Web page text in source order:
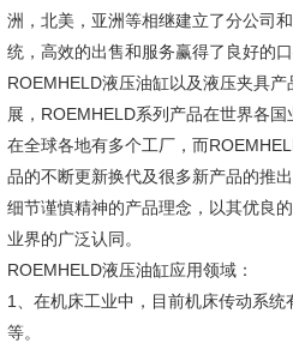
洲，北美，亚洲等相继建立了分公司
统，高效的出售和服务赢得了良好的口
ROEMHELD液压油缸以及液压夹具
展，ROEMHELD系列产品在世界各
在全球各地有多个工厂，而
品的不断更新换代及很多新产品的推
细节谨慎精神的产品理念，以其优良
业界的广泛认同。
ROEMHELD液压油缸应用领域：
1、在机床工业中，目前机床传动系
等。